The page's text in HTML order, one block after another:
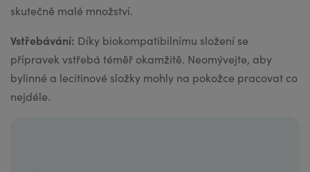
skutečně malé množství.
Vstřebávání: Díky biokompatibilnímu složení se
přípravek vstřebá téměř okamžitě. Neomývejte, aby
bylinné a lecitinové složky mohly na pokožce pracovat co
nejdéle.